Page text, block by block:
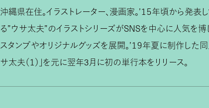
沖縄県在住。イラストレーター、漫画家。’１５年頃から発表
る”ウサ太夫”のイラストシリーズがSNSを中心に人気を博
スタンプやオリジナルグッズを展開。’１９年夏に制作した同
サ太夫（１）」を元に翌年3月に初の単行本をリリース。